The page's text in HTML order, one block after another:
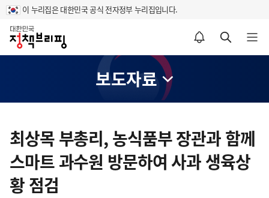
이 누리집은 대한민국 공식 전자정부 누리집입니다.
홈
알림설정 바로가기 검색 바로가기 메뉴 열기
보도자료
텐
츠
영
역
최상목 부총리, 농식품부 장관과 함께
스마트 과수원 방문하여 사과 생육상
황 점검